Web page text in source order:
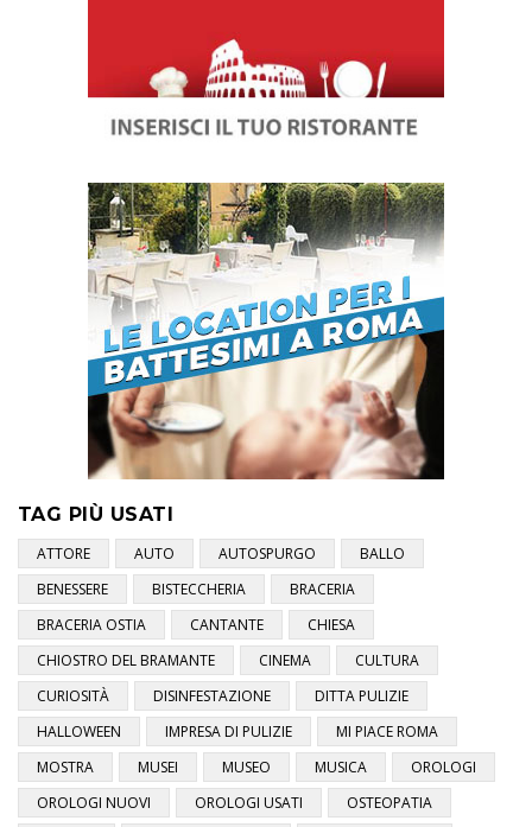
TAG PIÙ USATI
ATTORE AUTO AUTOSPURGO
BALLO
BENESSERE
BISTECCHERIA
BRACERIA
BRACERIA OSTIA
CANTANTE
CHIESA
CHIOSTRO DEL BRAMANTE
CINEMA
CULTURA
CURIOSITÀ
DISINFESTAZIONE
DITTA PULIZIE
HALLOWEEN
IMPRESA DI PULIZIE
MI PIACE ROMA
MOSTRA
MUSEI MUSEO MUSICA
OROLOGI
OROLOGI NUOVI
OROLOGI USATI
OSTEOPATIA